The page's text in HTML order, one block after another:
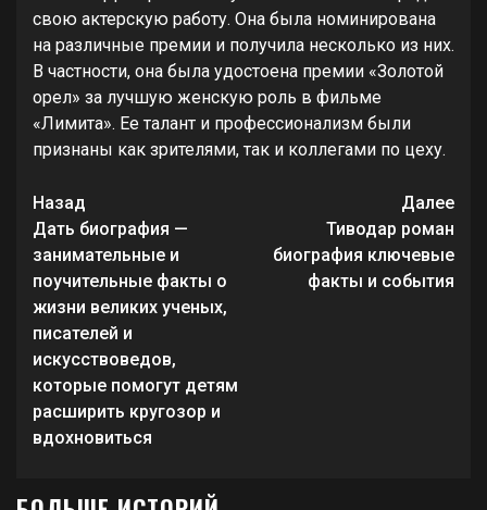
свою актерскую работу. Она была номинирована
на различные премии и получила несколько из них.
В частности, она была удостоена премии «Золотой
орел» за лучшую женскую роль в фильме
«Лимита». Ее талант и профессионализм были
признаны как зрителями, так и коллегами по цеху.
Продолжить
чтение
Назад
Дать биография —
занимательные и
поучительные факты о
жизни великих ученых,
писателей и
искусствоведов,
которые помогут детям
расширить кругозор и
вдохновиться
Далее
Тиводар роман
биография ключевые
факты и события